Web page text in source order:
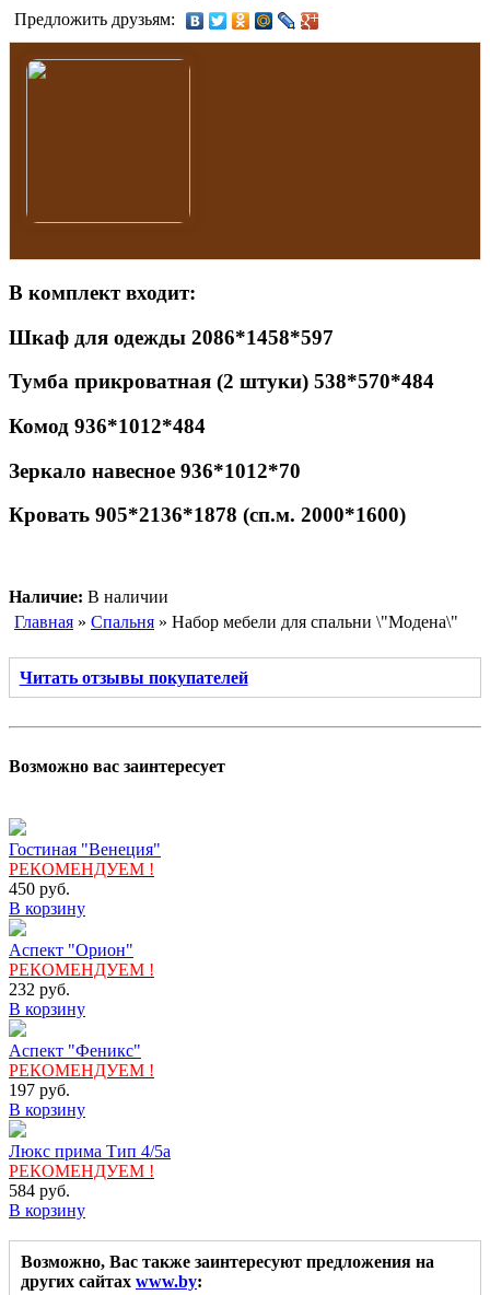
Предложить друзьям:
В комплект входит:
Шкаф для одежды 2086*1458*597
Тумба прикроватная (2 штуки) 538*570*484
Комод 936*1012*484
Зеркало навесное 936*1012*70
Кровать 905*2136*1878 (сп.м. 2000*1600)
Наличие: В наличии
Главная » Спальня » Набор мебели для спальни \"Модена\"
Читать отзывы покупателей
Возможно вас заинтересует
Гостиная "Венеция"
РЕКОМЕНДУЕМ !
450 руб.
В корзину
Аспект "Орион"
РЕКОМЕНДУЕМ !
232 руб.
В корзину
Аспект "Феникс"
РЕКОМЕНДУЕМ !
197 руб.
В корзину
Люкс прима Тип 4/5а
РЕКОМЕНДУЕМ !
584 руб.
В корзину
Возможно, Вас также заинтересуют предложения на
других сайтах www.by: